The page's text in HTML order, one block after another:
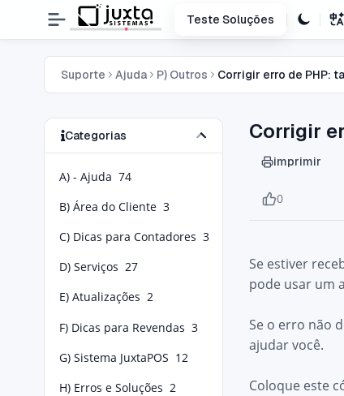
Teste Soluções
Suporte Ajuda P) Outros Corrigir erro de PHP:
Categorias
A) - Ajuda 74
B) Área do Cliente 3
C) Dicas para Contadores 3
D) Serviços 27
E) Atualizações 2
F) Dicas para Revendas 3
G) Sistema JuxtaPOS 12
H) Erros e Soluções 2
Corrigir
imprimir
0
Se estiver
pode usar um
Se o erro não
ajudar você.
Coloque este